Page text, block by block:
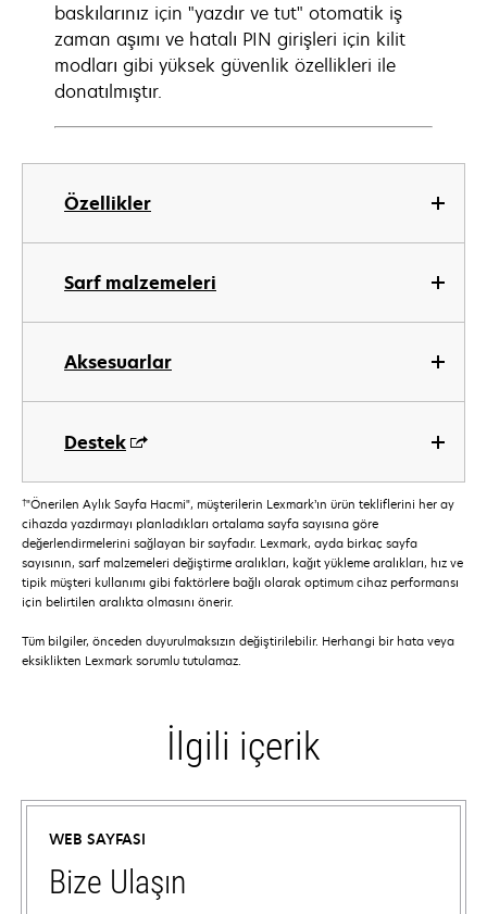
Özellikler
Sarf malzemeleri
Aksesuarlar
Destek
baskılarınız için "yazdır ve tut" otomatik iş
zaman aşımı ve hatalı PIN girişleri için kilit
modları gibi yüksek güvenlik özellikleri ile
donatılmıştır.
†"Önerilen Aylık Sayfa Hacmi", müşterilerin Lexmark’ın ürün tekliflerini her ay
cihazda yazdırmayı planladıkları ortalama sayfa sayısına göre
değerlendirmelerini sağlayan bir sayfadır. Lexmark, ayda birkaç sayfa
sayısının, sarf malzemeleri değiştirme aralıkları, kağıt yükleme aralıkları, hız ve
tipik müşteri kullanımı gibi faktörlere bağlı olarak optimum cihaz performansı
için belirtilen aralıkta olmasını önerir.
Tüm bilgiler, önceden duyurulmaksızın değiştirilebilir. Herhangi bir hata veya
eksiklikten Lexmark sorumlu tutulamaz.
İlgili içerik
WEB SAYFASI
Bize Ulaşın